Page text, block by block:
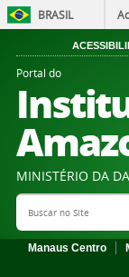
BRASIL
Portal do
MINISTÉRIO DA
Search Site
Manaus Centro